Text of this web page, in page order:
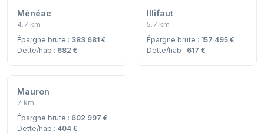
Ménéac
4.7 km
Épargne brute : 383 681 €
Dette/hab : 682 €
Illifaut
5.7 km
Épargne brute : 157 495 €
Dette/hab : 617 €
Mauron
7 km
Épargne brute : 602 997 €
Dette/hab : 404 €